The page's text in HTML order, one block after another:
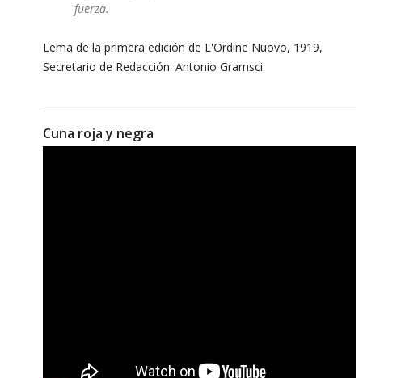
fuerza.
Lema de la primera edición de L'Ordine Nuovo, 1919,
Secretario de Redacción: Antonio Gramsci.
Cuna roja y negra